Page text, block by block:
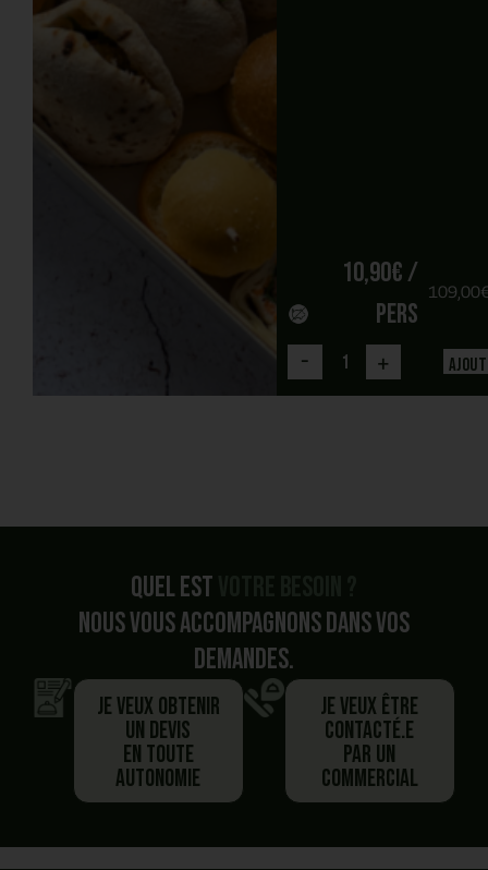
10,90€/
pers
109,00
- +
Quel est
Nous vous accompagnons dans vos
demandes.
Je veux obtenir
un devis
en toute
autonomie
Je veux être
contacté.e
par un
commercial
Vous avez commencé un panier,